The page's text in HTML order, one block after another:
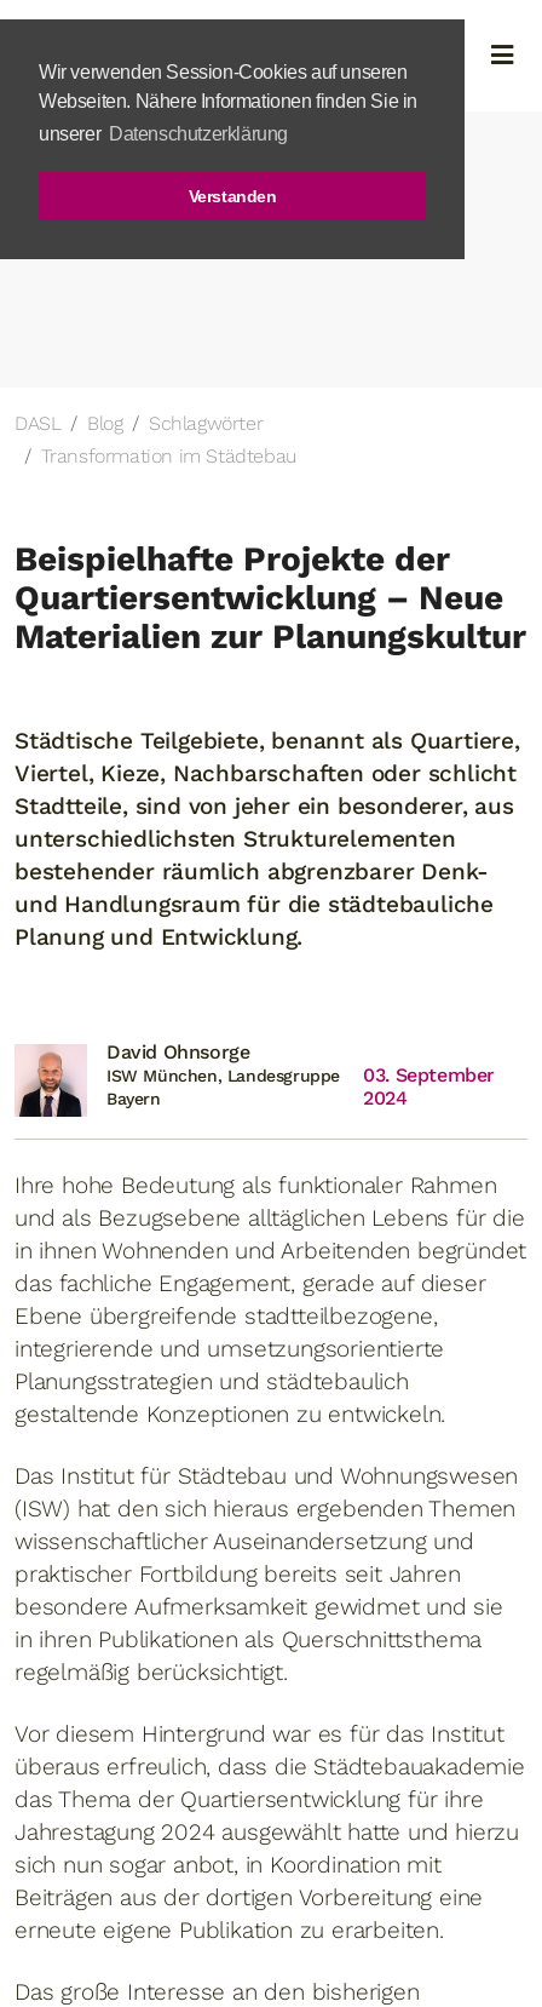
Wir verwenden Session-Cookies auf unseren
Webseiten. Nähere Informationen finden Sie in
unserer Datenschutzerklärung
Verstanden
DASL Blog
Schlagwörter
Transformation im Städtebau
Beispielhafte Projekte der
Quartiersentwicklung – Neue
Materialien zur Planungskultur
Städtische Teilgebiete, benannt als Quartiere,
Viertel, Kieze, Nachbarschaften oder schlicht
Stadtteile, sind von jeher ein besonderer, aus
unterschiedlichsten Strukturelementen
bestehender räumlich abgrenzbarer Denk-
und Handlungsraum für die städtebauliche
Planung und Entwicklung.
David Ohnsorge
ISW München, Landesgruppe
Bayern
03. September
2024
Ihre hohe Bedeutung als funktionaler Rahmen
und als Bezugsebene alltäglichen Lebens für die
in ihnen Wohnenden und Arbeitenden begründet
das fachliche Engagement, gerade auf dieser
Ebene übergreifende stadtteilbezogene,
integrierende und umsetzungsorientierte
Planungsstrategien und städtebaulich
gestaltende Konzeptionen zu entwickeln.
Das Institut für Städtebau und Wohnungswesen
(ISW) hat den sich hieraus ergebenden Themen
wissenschaftlicher Auseinandersetzung und
praktischer Fortbildung bereits seit Jahren
besondere Aufmerksamkeit gewidmet und sie
in ihren Publikationen als Querschnittsthema
regelmäßig berücksichtigt.
Vor diesem Hintergrund war es für das Institut
überaus erfreulich, dass die Städtebauakademie
das Thema der Quartiersentwicklung für ihre
Jahrestagung 2024 ausgewählt hatte und hierzu
sich nun sogar anbot, in Koordination mit
Beiträgen aus der dortigen Vorbereitung eine
erneute eigene Publikation zu erarbeiten.
Das große Interesse an den bisherigen